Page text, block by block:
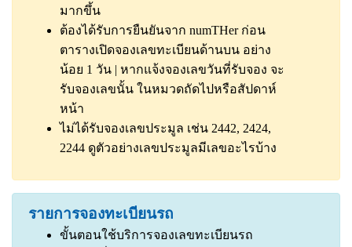
มากขึ้น
ต้องได้รับการยืนยันจาก numTHer ก่อน
ตารางเปิดจองเลขทะเบียนด้านบน อย่าง
น้อย 1 วัน | หากแจ้งจองเลขวันที่รับจอง จะ
รับจองเลขนั้น ในหมวดถัดไปหรือสัปดาห์
หน้า
ไม่ได้รับจองเลขประมูล เช่น 2442, 2424,
2244 ดูตัวอย่างเลขประมูลมีเลขอะไรบ้าง
รายการจองทะเบียนรถ
ขั้นตอนใช้บริการจองเลขทะเบียนรถ